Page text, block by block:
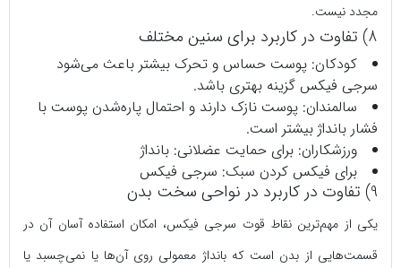
مجدد نیست.
8) تفاوت در کاربرد برای سنین مختلف
کودکان: پوست حساس و تحرک بیشتر باعث می‌شود
سرجی‌ فیکس گزینه بهتری باشد.
سالمندان: پوست نازک دارند و احتمال پاره‌شدن پوست با
فشار بانداژ بیشتر است.
ورزشکاران: برای حمایت عضلانی: بانداژ
برای فیکس کردن سبک: سرجی‌ فیکس
9) تفاوت در کاربرد در نواحی سخت بدن
یکی از مهم‌ترین نقاط قوت سرجی‌ فیکس، امکان استفاده آسان آن در
قسمت‌هایی از بدن است که بانداژ معمولی روی آن‌ها یا نمی‌چسبد یا